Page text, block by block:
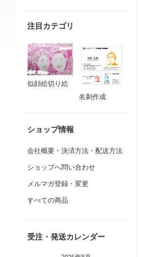
注目カテゴリ
似顔絵切り絵
名刺作成
ショップ情報
会社概要・決済方法・配送方法
ショップへ問い合わせ
メルマガ登録・変更
すべての商品
受注・発送カレンダー